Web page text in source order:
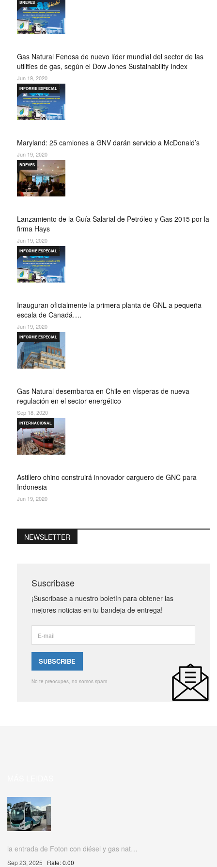
Gas Natural Fenosa de nuevo líder mundial del sector de las
utilities de gas, según el Dow Jones Sustainability Index
BREVES
Jun 19, 2020
Maryland: 25 camiones a GNV darán servicio a McDonald’s
INFORME ESPECIAL
Jun 19, 2020
Lanzamiento de la Guía Salarial de Petróleo y Gas 2015 por la
firma Hays
BREVES
Jun 19, 2020
Inauguran oficialmente la primera planta de GNL a pequeña
escala de Canadá….
INFORME ESPECIAL
Jun 19, 2020
Gas Natural desembarca en Chile en vísperas de nueva
regulación en el sector energético
INFORME ESPECIAL
Sep 18, 2020
Astillero chino construirá innovador carguero de GNC para
Indonesia
INTERNACIONAL
Jun 19, 2020
NEWSLETTER
Suscribase
¡Suscribase a nuestro boletín para obtener las
mejores noticias en tu bandeja de entrega!
No te preocupes, no somos spam
la entrada de Foton con diésel y gas nat…
Sep 23, 2025 Rate: 0.00